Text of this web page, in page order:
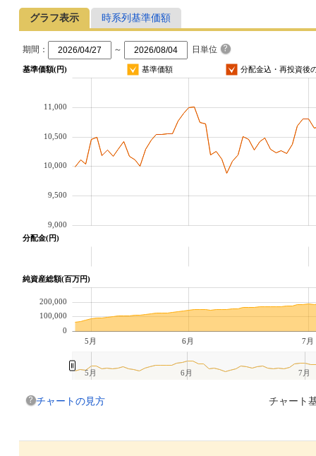
グラフ表示 時系列基準価額
期間： ～ 日単位
基準価額(円) 基準価額 分配金込・再投資後
9,000
9,500
10,000
10,500
11,000
分配金(円)
純資産総額(百万円)
5月 6月 7月
0
100,000
200,000
5月 6月 7月
チャートの見方 チャート